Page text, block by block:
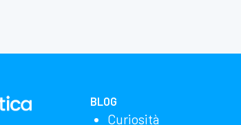
BLOG
Curiosità